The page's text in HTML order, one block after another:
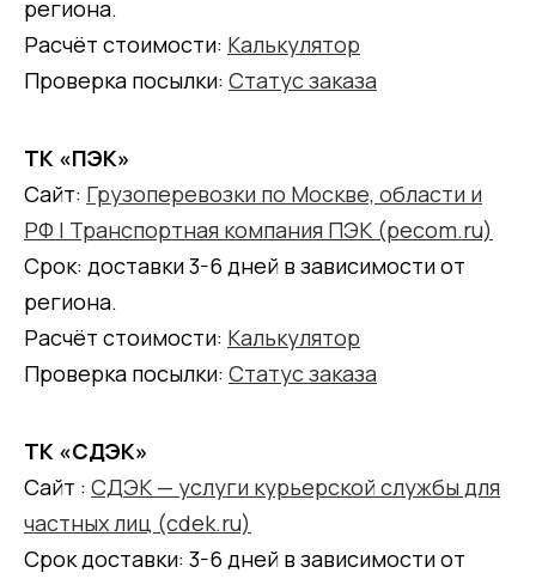
региона.
Расчёт стоимости: Калькулятор
Проверка посылки: Статус заказа
ТК «ПЭК»
Сайт: Грузоперевозки по Москве, области и
РФ | Транспортная компания ПЭК (pecom.ru)
Срок: доставки 3-6 дней в зависимости от
региона.
Расчёт стоимости: Калькулятор
Проверка посылки: Статус заказа
ТК «СДЭК»
Сайт : СДЭК — услуги курьерской службы для
частных лиц (cdek.ru)
Срок доставки: 3-6 дней в зависимости от